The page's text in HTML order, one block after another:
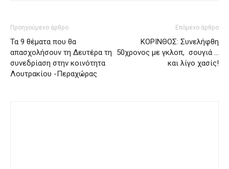
Προηγούμενο άρθρο
Τα 9 θέματα που θα
απασχολήσουν τη Δευτέρα τη
συνεδρίαση στην κοινότητα
Λουτρακίου -Περαχώρας
Επόμενο άρθρο
ΚΟΡΙΝΘΟΣ: Συνελήφθη
50χρονος με γκλοπ, σουγιά …
και λίγο χασίς!